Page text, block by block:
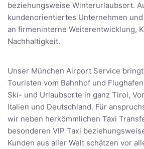
beziehungsweise Winterurlaubsort.
kundenorientiertes Unternehmen
an firmeninterne Weiterentwicklung,
Nachhaltigkeit.
Unser München Airport Service
Touristen vom Bahnhof und
Ski- und Urlaubsorte in ganz Tirol,
Italien und Deutschland. Für
wir neben herkömmlichen Taxi
besonderen VIP Taxi
Kunden aus aller Welt schätzen vor